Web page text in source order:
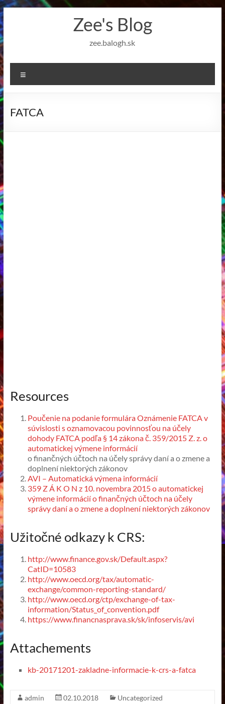
Skip
to
content
Zee's Blog
zee.balogh.sk
FATCA
Resources
Poučenie na podanie formulára Oznámenie FATCA v
súvislosti s oznamovacou povinnosťou na účely
dohody FATCA podľa § 14 zákona č. 359/2015 Z. z. o
automatickej výmene informácií
o finančných účtoch na účely správy daní a o zmene a
doplnení niektorých zákonov
AVI – Automatická výmena informácií
359 Z Á K O N z 10. novembra 2015 o automatickej
výmene informácií o finančných účtoch na účely
správy daní a o zmene a doplnení niektorých zákonov
Užitočné odkazy k CRS:
http://www.finance.gov.sk/Default.aspx?
CatID=10583
http://www.oecd.org/tax/automatic-
exchange/common-reporting-standard/
http://www.oecd.org/ctp/exchange-of-tax-
information/Status_of_convention.pdf
https://www.financnasprava.sk/sk/infoservis/avi
Attachements
kb-20171201-zakladne-informacie-k-crs-a-fatca
admin 02.10.2018 Uncategorized